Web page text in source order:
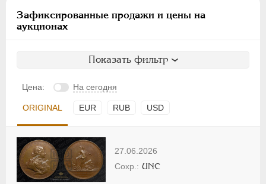
Зафиксированные продажи и цены на
аукционах
Показать фильтр
Цена: На сегодня
ORIGINAL EUR RUB USD
27.06.2026
UNC